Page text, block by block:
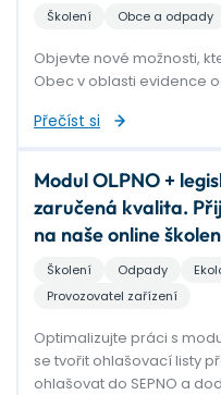
Školení Obce a odpady
Objevte nové možnosti,
Obec v oblasti evidence
Přečíst si
Modul OLPNO +
zaručená kvalita.
na naše online
Školení Odpady
Provozovatel zařízení
Optimalizujte práci s
se tvořit ohlašovací listy
ohlašovat do SEPNO a